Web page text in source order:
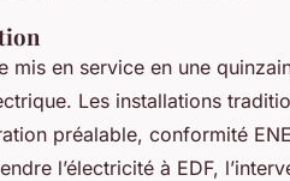
mis en service en une
Les installations
préalable, conformité
l’électricité à EDF,